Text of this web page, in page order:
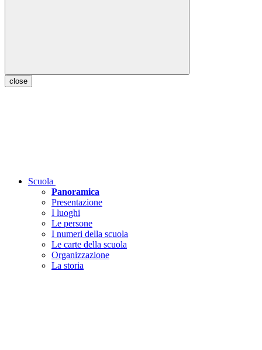
close
Scuola
Panoramica
Presentazione
I luoghi
Le persone
I numeri della scuola
Le carte della scuola
Organizzazione
La storia